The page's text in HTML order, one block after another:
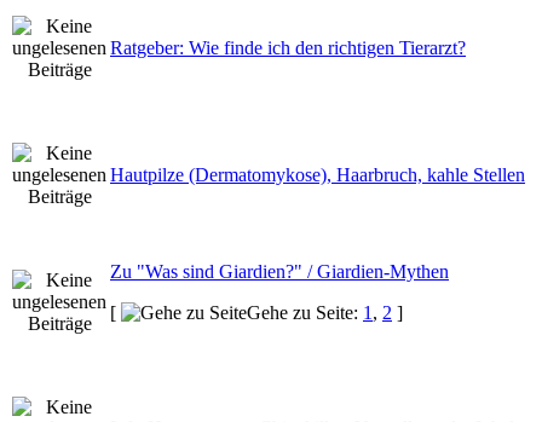
Ratgeber: Wie finde ich den richtigen Tierarzt?
Hautpilze (Dermatomykose), Haarbruch, kahle Stellen
Zu "Was sind Giardien?" / Giardien-Mythen
[
Gehe zu Seite: 1 , 2 ]